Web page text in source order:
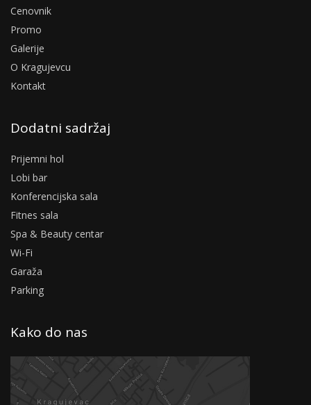
Cenovnik
Promo
Galerije
O Kragujevcu
Kontakt
Dodatni sadržaj
Prijemni hol
Lobi bar
Konferencijska sala
Fitnes sala
Spa & Beauty centar
Wi-Fi
Garaža
Parking
Kako do nas